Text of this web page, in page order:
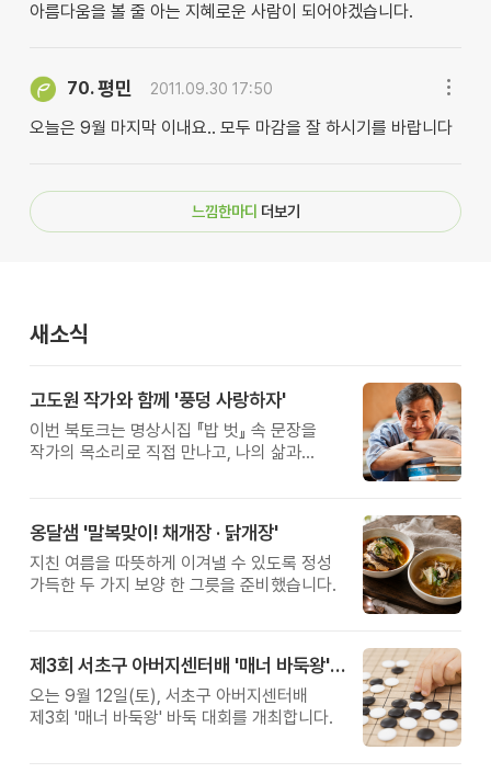
아름다움을 볼 줄 아는 지혜로운 사람이 되어야겠습니다.
70.평민 2011.09.30 17:50
오늘은 9월 마지막 이내요.. 모두 마감을 잘 하시기를 바랍니다
느낌한마디 더보기
새소식
고도원 작가와 함께 '풍덩 사랑하자'
이번 북토크는 명상시집 『밥 벗』 속 문장을
작가의 목소리로 직접 만나고, 나의 삶과
옹달샘 '말복맞이! 채개장 · 닭개장'
지친 여름을 따뜻하게 이겨낼 수 있도록 정성
가득한 두 가지 보양 한 그릇을 준비했습니다.
제3회 서초구 아버지센터배 '매너 바둑왕' 대회
오는 9월 12일(토), 서초구 아버지센터배
제3회 '매너 바둑왕' 바둑 대회를 개최합니다.